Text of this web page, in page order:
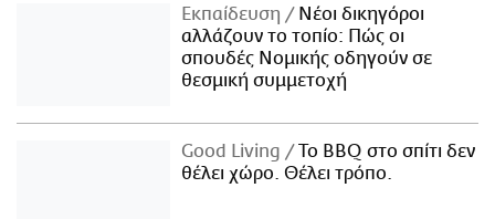
Εκπαίδευση
Νέοι δικηγόροι
αλλάζουν το τοπίο: Πώς οι
σπουδές Νομικής οδηγούν σε
θεσμική συμμετοχή
Good Living
Το BBQ στο σπίτι δεν
θέλει χώρο. Θέλει τρόπο.